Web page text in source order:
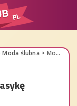
Moda ślubna > Moda ślubna 2024: trend na klasykę połączoną z nowoczesnością